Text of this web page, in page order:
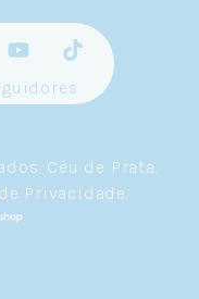
Céu de Prata.
Privacidade.